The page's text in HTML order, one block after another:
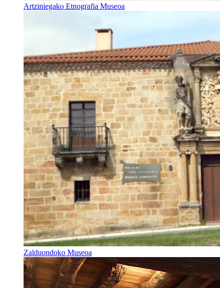
Artziniegako Etnografia Museoa
Zalduondoko Museoa